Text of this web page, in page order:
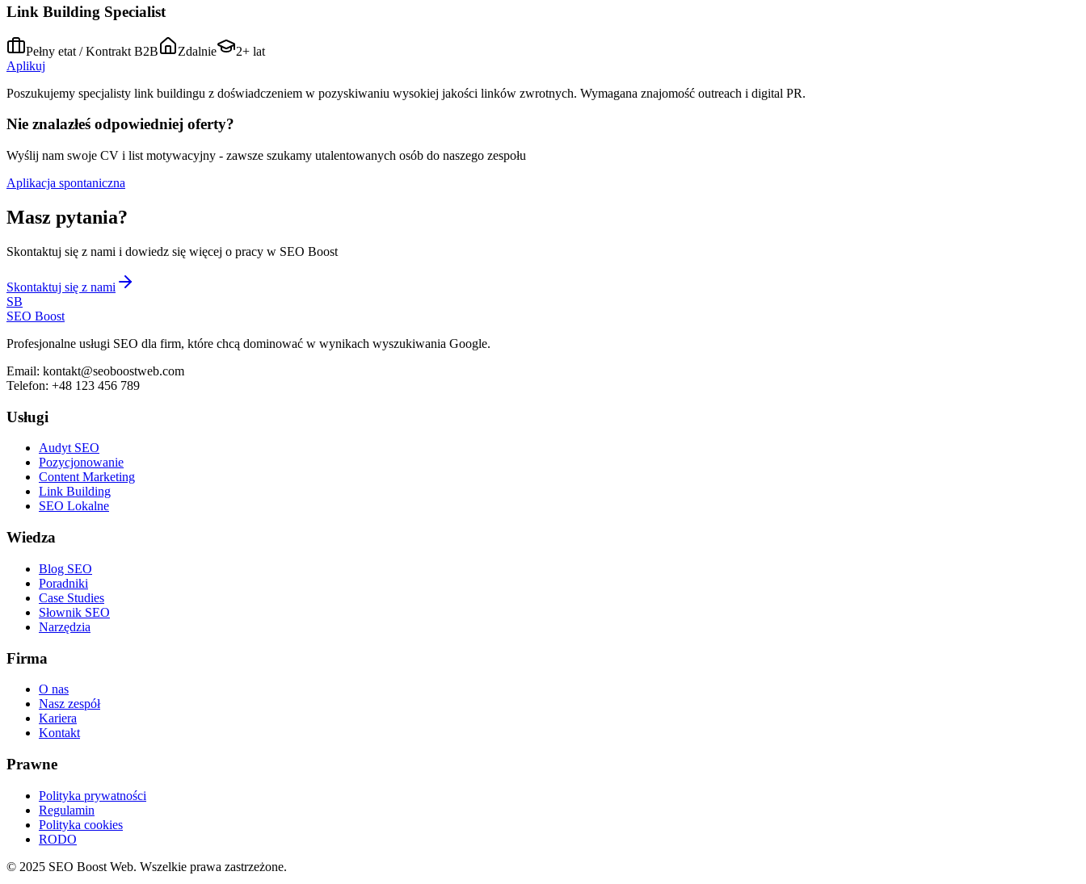
Link Building Specialist
Pełny etat / Kontrakt B2B Zdalnie
2+ lat
Aplikuj
Poszukujemy specjalisty link buildingu z doświadczeniem w pozyskiwaniu wysokiej jakości linków zwrotnych. Wymagana znajomość outreach i digital PR.
Nie znalazłeś odpowiedniej oferty?
Wyślij nam swoje CV i list motywacyjny - zawsze szukamy utalentowanych osób do naszego zespołu
Aplikacja spontaniczna
Masz pytania?
Skontaktuj się z nami i dowiedz się więcej o pracy w SEO Boost
Skontaktuj się z nami
SB
SEO Boost
Profesjonalne usługi SEO dla firm, które chcą dominować w wynikach wyszukiwania Google.
Email: kontakt@seoboostweb.com
Telefon: +48 123 456 789
Usługi
Audyt SEO
Pozycjonowanie
Content Marketing
Link Building
SEO Lokalne
Wiedza
Blog SEO
Poradniki
Case Studies
Słownik SEO
Narzędzia
Firma
O nas
Nasz zespół
Kariera
Kontakt
Prawne
Polityka prywatności
Regulamin
Polityka cookies
RODO
© 2025 SEO Boost Web. Wszelkie prawa zastrzeżone.